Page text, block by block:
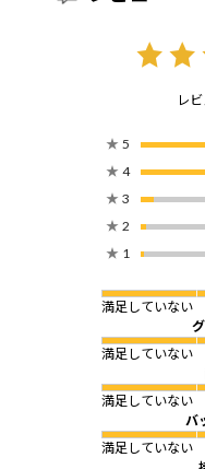
レ
★ 5
★ 4
★ 3
★ 2
★ 1
満足していない
満足していない
満足していない
バ
満足していない